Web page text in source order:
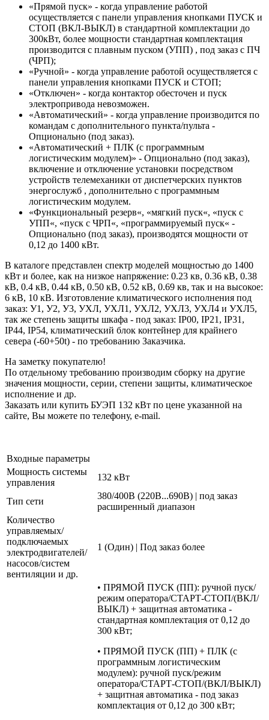
«Прямой пуск» - когда управление работой
осуществляется с панели управления кнопками ПУСК и
СТОП (ВКЛ-ВЫКЛ) в стандартной комплектации до
300кВт, более мощности стандартная комплектация
производится с плавным пуском (УПП) , под заказ с ПЧ
(ЧРП);
«Ручной» - когда управление работой осуществляется с
панели управления кнопками ПУСК и СТОП;
«Отключен» - когда контактор обесточен и пуск
электропривода невозможен.
«Автоматический» - когда управление производится по
командам с дополнительного пункта/пульта -
Опционально (под заказ).
«Автоматический + ПЛК (с программным
логистическим модулем)» - Опционально (под заказ),
включение и отключение установки посредством
устройств телемеханики от диспетчерских пунктов
энергослужб , дополнительно с программным
логистическим модулем.
«Функциональный резерв«, «мягкий пуск«, «пуск с
УПП«, «пуск с ЧРП«, «программируемый пуск« -
Опционально (под заказ), производятся мощности от
0,12 до 1400 кВт.
В каталоге представлен спектр моделей мощностью до 1400
кВт и более, как на низкое напряжение: 0.23 кв, 0.36 кВ, 0.38
кВ, 0.4 кВ, 0.44 кВ, 0.50 кВ, 0.52 кВ, 0.69 кв, так и на высокое:
6 кВ, 10 кВ. Изготовление климатического исполнения под
заказ: У1, У2, У3, УХЛ, УХЛ1, УХЛ2, УХЛ3, УХЛ4 и УХЛ5,
так же степень защиты шкафа - под заказ: IP00, IP21, IP31,
IP44, IP54, климатический блок контейнер для крайнего
севера (-60+50t) - по требованию Заказчика.
На заметку покупателю!
По отдельному требованию производим сборку на другие
значения мощности, серии, степени защиты, климатическое
исполнение и др.
Заказать или купить БУЭП 132 кВт по цене указанной на
сайте, Вы можете по телефону, e-mail.
Входные параметры
Мощность системы
управления
132 кВт
Тип сети
380/400В (220В...690В) | под заказ
расширенный диапазон
Количество
управляемых/
подключаемых
электродвигателей/
насосов/систем
вентиляции и др.
1 (Один) | Под заказ более
• ПРЯМОЙ ПУСК (ПП): ручной пуск/
режим оператора/СТАРТ-СТОП/(ВКЛ/
ВЫКЛ) + защитная автоматика -
стандартная комплектация от 0,12 до
300 кВт;
• ПРЯМОЙ ПУСК (ПП) + ПЛК (с
программным логистическим
модулем): ручной пуск/режим
оператора/СТАРТ-СТОП/(ВКЛ/ВЫКЛ)
+ защитная автоматика - под заказ
комплектация от 0,12 до 300 кВт;